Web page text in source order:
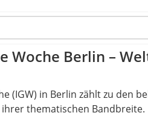
Woche Berlin –
(IGW) in Berlin zählt zu den
thematischen Bandbreite.